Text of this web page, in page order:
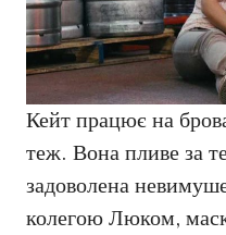
Кейт працює на
теж. Вона пливе за
задоволена
колегою Люком,